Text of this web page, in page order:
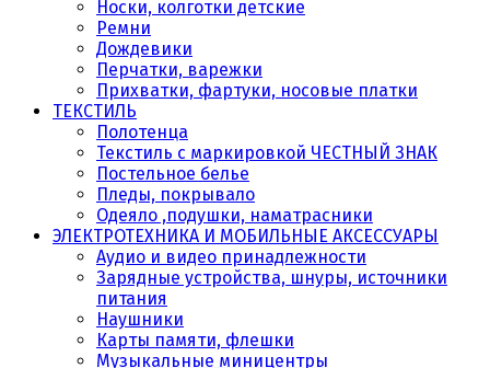
Носки, колготки детские
Ремни
Дождевики
Перчатки, варежки
Прихватки, фартуки, носовые платки
ТЕКСТИЛЬ
Полотенца
Текстиль с маркировкой ЧЕСТНЫЙ ЗНАК
Постельное белье
Пледы, покрывало
Одеяло ,подушки, наматрасники
ЭЛЕКТРОТЕХНИКА И МОБИЛЬНЫЕ АКСЕССУАРЫ
Аудио и видео принадлежности
Зарядные устройства, шнуры, источники
питания
Наушники
Карты памяти, флешки
Музыкальные миницентры